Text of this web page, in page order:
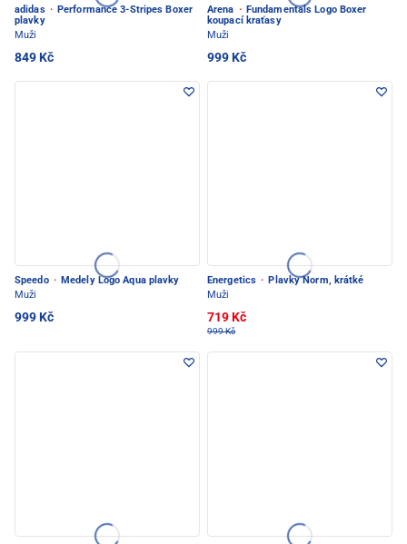
adidas · Performance 3-Stripes Boxer
plavky
Muži
849 Kč
Arena · Fundamentals Logo Boxer
koupací kraťasy
Muži
999 Kč
Speedo · Medely Logo Aqua plavky
Muži
999 Kč
Energetics · Plavky Norm, krátké
Muži
719 Kč
999 Kč